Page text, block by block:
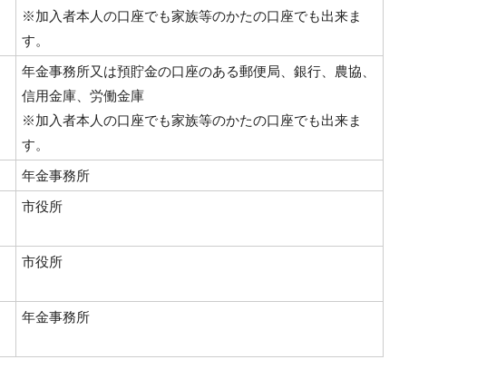
※加入者本人の口座でも家族等のかたの口座でも出来ま
す。
年金事務所又は預貯金の口座のある郵便局、銀行、農協、
信用金庫、労働金庫
※加入者本人の口座でも家族等のかたの口座でも出来ま
す。
年金事務所
市役所
市役所
年金事務所